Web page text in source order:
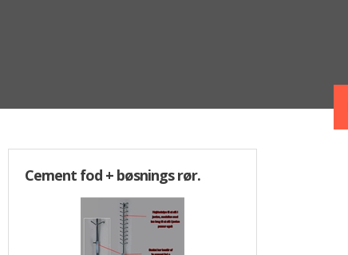
Cement fod + bøsnings rør.